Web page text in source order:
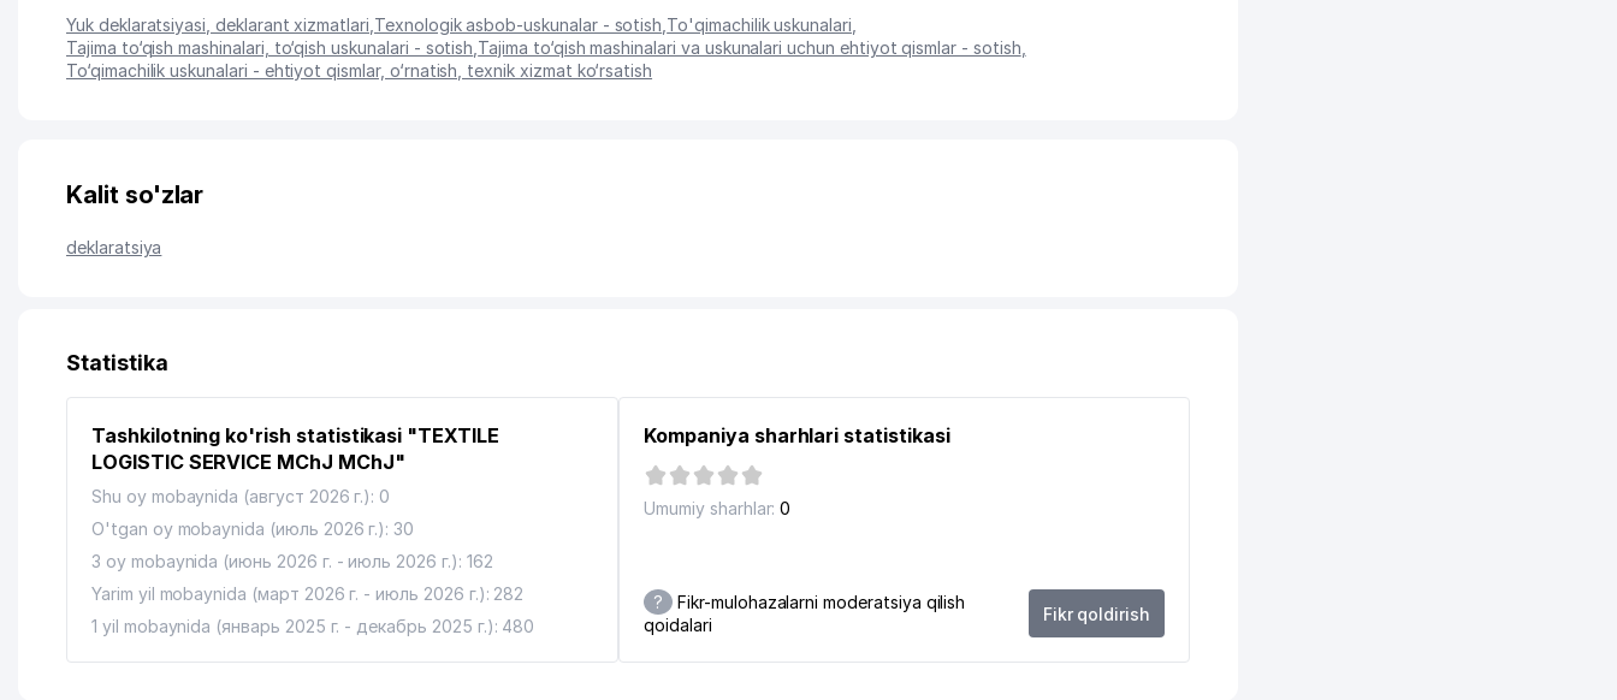
Yuk deklaratsiyasi, deklarant xizmatlari Texnologik asbob-uskunalar - sotish To'qimachilik uskunalari
Tajima to‘qish mashinalari, to‘qish uskunalari - sotish Tajima to‘qish mashinalari va uskunalari uchun ehtiyot qismlar - sotish
To‘qimachilik uskunalari - ehtiyot qismlar, o‘rnatish, texnik xizmat ko‘rsatish
Kalit so'zlar
deklaratsiya
Statistika
Tashkilotning ko'rish statistikasi "TEXTILE
LOGISTIC SERVICE MChJ MChJ"
Shu oy mobaynida (август 2026 г.): 0
O'tgan oy mobaynida (июль 2026 г.): 30
3 oy mobaynida (июнь 2026 г. - июль 2026 г.): 162
Yarim yil mobaynida (март 2026 г. - июль 2026 г.): 282
1 yil mobaynida (январь 2025 г. - декабрь 2025 г.): 480
Kompaniya sharhlari statistikasi
Umumiy sharhlar: 0
?
Fikr-mulohazalarni moderatsiya qilish
qoidalari
Fikr qoldirish